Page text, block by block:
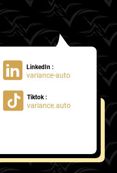
LinkedIn :
variance-auto
Tiktok :
variance.auto